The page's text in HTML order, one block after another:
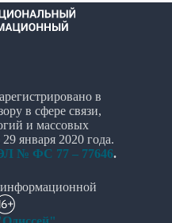
в
в сфере связи,
и массовых
января 2020 года.
№ ФС 77 – 77646.
информационной